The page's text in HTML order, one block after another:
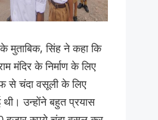
के मुताबिक, सिंह ने कहा कि
मंदिर के निर्माण के लिए
से चंदा वसूली के लिए
उन्होंने बहुत प्रयास